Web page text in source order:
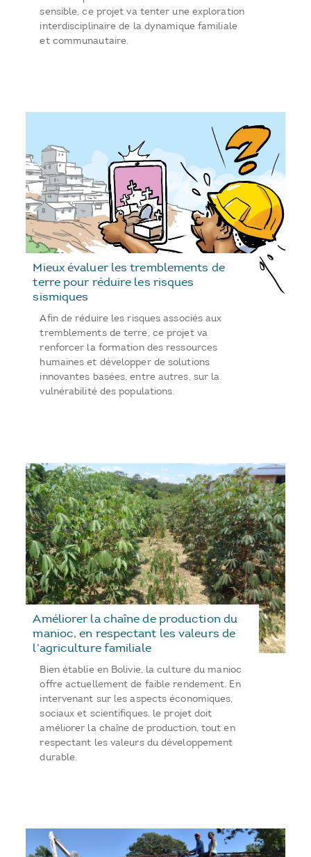
sensible, ce projet va tenter une exploration
interdisciplinaire de la dynamique familiale
et communautaire.
Mieux évaluer les tremblements de
terre pour réduire les risques
sismiques
Afin de réduire les risques associés aux
tremblements de terre, ce projet va
renforcer la formation des ressources
humaines et développer de solutions
innovantes basées, entre autres, sur la
vulnérabilité des populations.
Améliorer la chaîne de production du
manioc, en respectant les valeurs de
l’agriculture familiale
Bien établie en Bolivie, la culture du manioc
offre actuellement de faible rendement. En
intervenant sur les aspects économiques,
sociaux et scientifiques, le projet doit
améliorer la chaîne de production, tout en
respectant les valeurs du développement
durable.